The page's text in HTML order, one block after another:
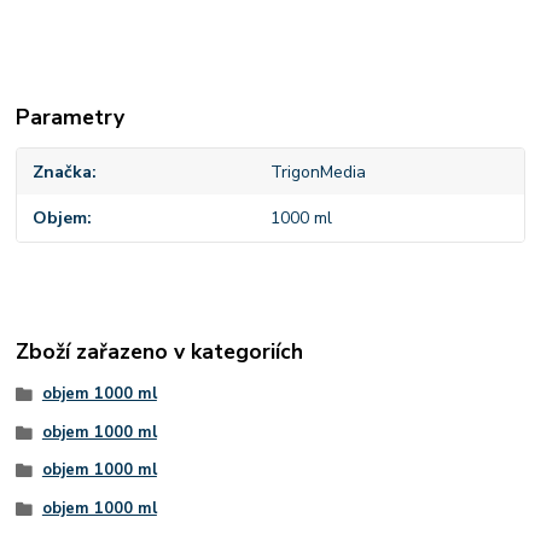
Parametry
Značka TrigonMedia
Objem 1000 ml
Zboží zařazeno v kategoriích
objem 1000 ml
objem 1000 ml
objem 1000 ml
objem 1000 ml